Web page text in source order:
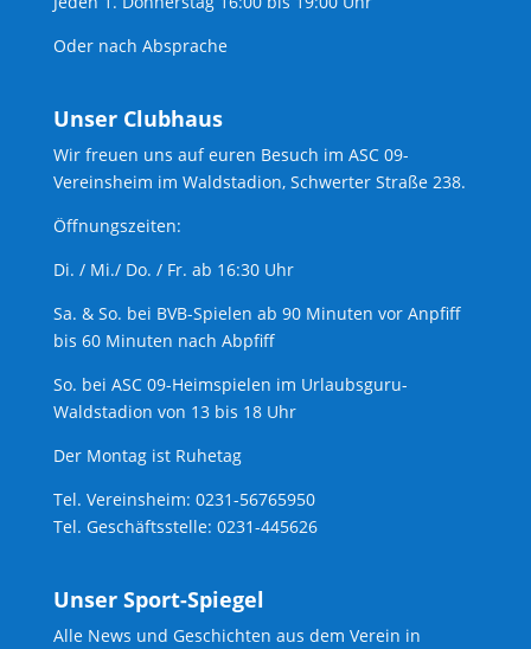
Oder nach Absprache
Unser Clubhaus
Wir freuen uns auf euren Besuch im ASC 09-
Vereinsheim im Waldstadion, Schwerter Straße 238.
Öffnungszeiten:
Di. / Mi./ Do. / Fr. ab 16:30 Uhr
Sa. & So. bei BVB-Spielen ab 90 Minuten vor Anpfiff
bis 60 Minuten nach Abpfiff
So. bei ASC 09-Heimspielen im Urlaubsguru-
Waldstadion von 13 bis 18 Uhr
Der Montag ist Ruhetag
Tel. Vereinsheim: 0231-56765950
Tel. Geschäftsstelle: 0231-445626
Unser Sport-Spiegel
Alle News und Geschichten aus dem Verein in